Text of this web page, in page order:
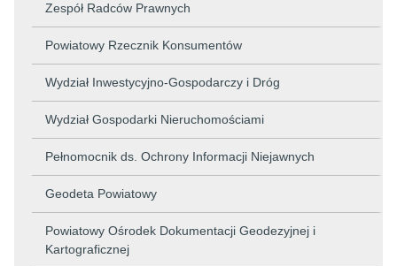
Zespół Radców Prawnych
Powiatowy Rzecznik Konsumentów
Wydział Inwestycyjno-Gospodarczy i Dróg
Wydział Gospodarki Nieruchomościami
Pełnomocnik ds. Ochrony Informacji Niejawnych
Geodeta Powiatowy
Powiatowy Ośrodek Dokumentacji Geodezyjnej i
Kartograficznej